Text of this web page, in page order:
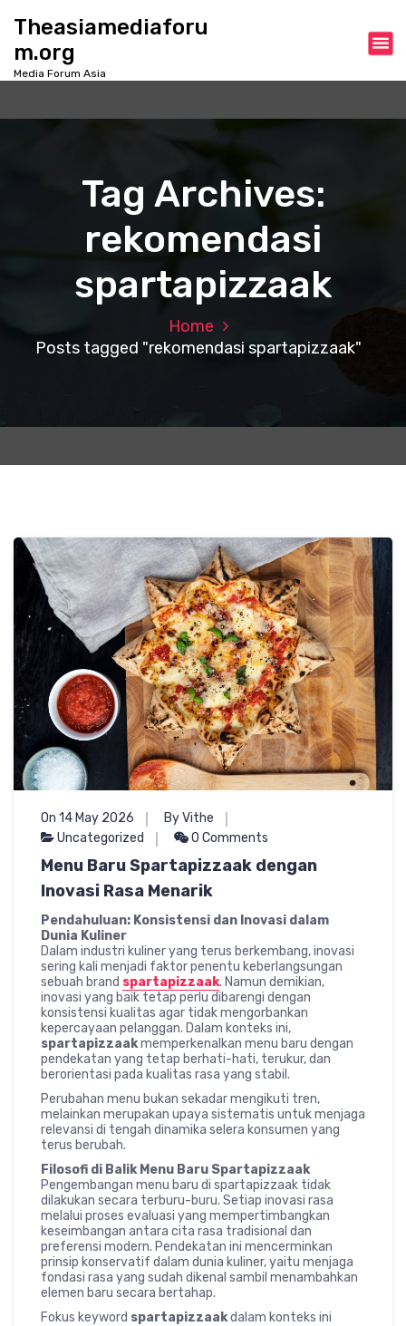
Theasiamediaforu
m.org
Media Forum Asia
Tag Archives:
rekomendasi
spartapizzaak
Home
Posts tagged "rekomendasi spartapizzaak"
On 14 May 2026
By Vithe
Uncategorized
0 Comments
Menu Baru Spartapizzaak dengan
Inovasi Rasa Menarik
Pendahuluan: Konsistensi dan Inovasi dalam
Dunia Kuliner
Dalam industri kuliner yang terus berkembang, inovasi
sering kali menjadi faktor penentu keberlangsungan
sebuah brand spartapizzaak. Namun demikian,
inovasi yang baik tetap perlu dibarengi dengan
konsistensi kualitas agar tidak mengorbankan
kepercayaan pelanggan. Dalam konteks ini,
spartapizzaakmemperkenalkan menu baru dengan
pendekatan yang tetap berhati-hati, terukur, dan
berorientasi pada kualitas rasa yang stabil.
Perubahan menu bukan sekadar mengikuti tren,
melainkan merupakan upaya sistematis untuk menjaga
relevansi di tengah dinamika selera konsumen yang
terus berubah.
Filosofi di Balik Menu Baru Spartapizzaak
Pengembangan menu baru di spartapizzaak tidak
dilakukan secara terburu-buru. Setiap inovasi rasa
melalui proses evaluasi yang mempertimbangkan
keseimbangan antara cita rasa tradisional dan
preferensi modern. Pendekatan ini mencerminkan
prinsip konservatif dalam dunia kuliner, yaitu menjaga
fondasi rasa yang sudah dikenal sambil menambahkan
elemen baru secara bertahap.
Fokus keyword spartapizzaakdalam konteks ini